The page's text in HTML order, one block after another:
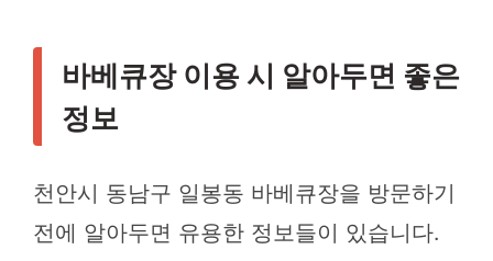
바베큐장 이용 시 알아두면 좋은
정보
천안시 동남구 일봉동 바베큐장을 방문하기
전에 알아두면 유용한 정보들이 있습니다.